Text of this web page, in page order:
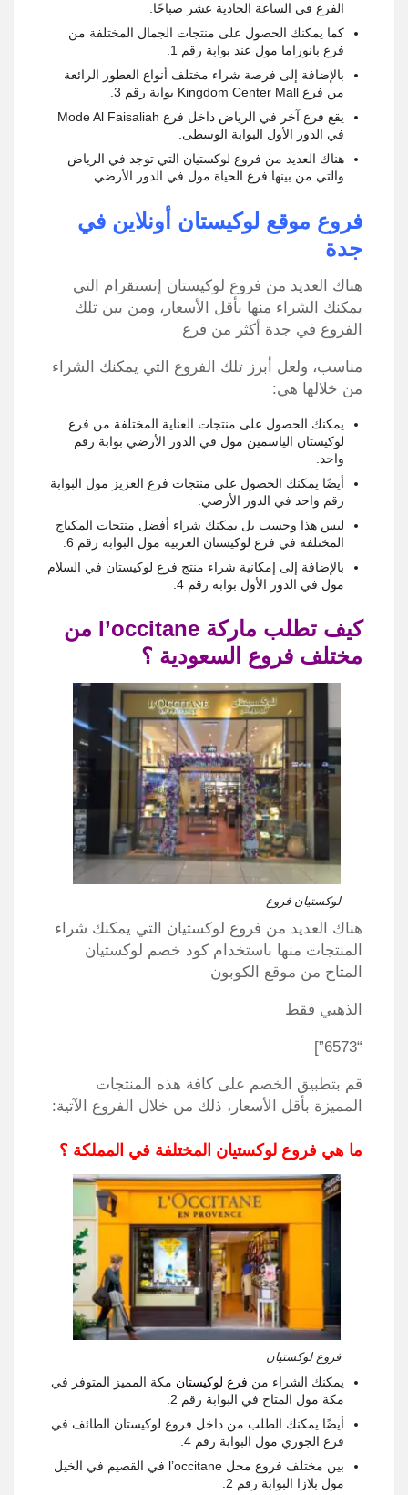
الفرع في الساعة الحادية عشر صباحًا.
كما يمكنك الحصول على منتجات الجمال المختلفة من
فرع بانوراما مول عند بوابة رقم 1.
بالإضافة إلى فرصة شراء مختلف أنواع العطور الرائعة
من فرع Kingdom Center Mall بوابة رقم 3.
يقع فرع آخر في الرياض داخل فرع Mode Al Faisaliah
في الدور الأول البوابة الوسطى.
هناك العديد من فروع لوكستيان التي توجد في الرياض
والتي من بينها فرع الحياة مول في الدور الأرضي.
فروع موقع لوكيستان أونلاين في
جدة
هناك العديد من فروع لوكيستان إنستقرام التي
يمكنك الشراء منها بأقل الأسعار، ومن بين تلك
الفروع في جدة أكثر من فرع
مناسب، ولعل أبرز تلك الفروع التي يمكنك الشراء
من خلالها هي:
يمكنك الحصول على منتجات العناية المختلفة من فرع
لوكيستان الياسمين مول في الدور الأرضي بوابة رقم
واحد.
أيضًا يمكنك الحصول على منتجات فرع العزيز مول البوابة
رقم واحد في الدور الأرضي.
ليس هذا وحسب بل يمكنك شراء أفضل منتجات المكياج
المختلفة في فرع لوكيستان العربية مول البوابة رقم 6.
بالإضافة إلى إمكانية شراء منتج فرع لوكيستان في السلام
مول في الدور الأول بوابة رقم 4.
كيف تطلب ماركة l’occitane من
مختلف فروع السعودية ؟
لوكستيان فروع
هناك العديد من فروع لوكستيان التي يمكنك شراء
المنتجات منها باستخدام كود خصم لوكستيان
المتاح من موقع الكوبون
الذهبي فقط
“6573”]
قم بتطبيق الخصم على كافة هذه المنتجات
المميزة بأقل الأسعار، ذلك من خلال الفروع الآتية:
ما هي فروع لوكستيان المختلفة في المملكة ؟
فروع لوكستيان
يمكنك الشراء من فرع لوكيستان مكة المميز المتوفر في
مكة مول المتاح في البوابة رقم 2.
أيضًا يمكنك الطلب من داخل فروع لوكيستان الطائف في
فرع الجوري مول البوابة رقم 4.
بين مختلف فروع محل l’occitane في القصيم في الخيل
مول بلازا البوابة رقم 2.